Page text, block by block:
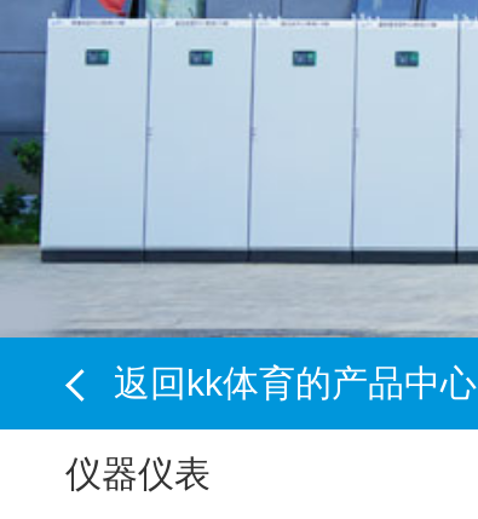
返回kk体育的产品中心
仪器仪表